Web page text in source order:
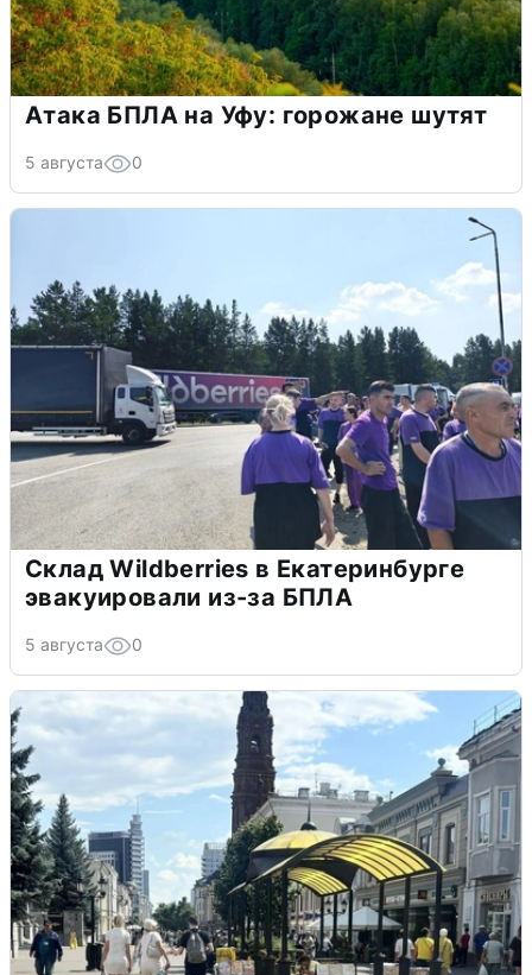
Атака БПЛА на Уфу: горожане шутят
5 августа 0
Склад Wildberries в Екатеринбурге
эвакуировали из-за БПЛА
5 августа 0